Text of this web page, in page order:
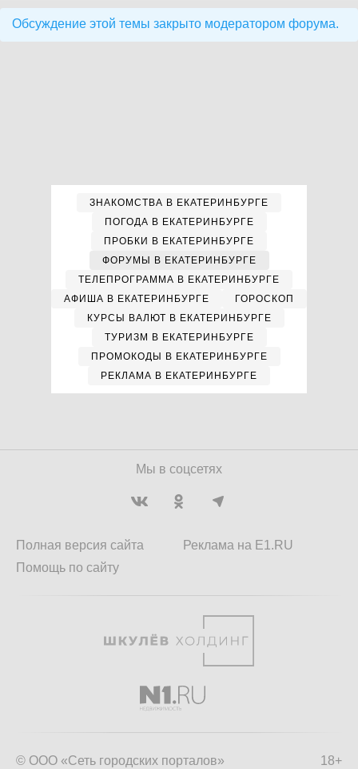
Обсуждение этой темы закрыто модератором форума.
ЗНАКОМСТВА В ЕКАТЕРИНБУРГЕ
ПОГОДА В ЕКАТЕРИНБУРГЕ
ПРОБКИ В ЕКАТЕРИНБУРГЕ
ФОРУМЫ В ЕКАТЕРИНБУРГЕ
ТЕЛЕПРОГРАММА В ЕКАТЕРИНБУРГЕ
АФИША В ЕКАТЕРИНБУРГЕ
ГОРОСКОП
КУРСЫ ВАЛЮТ В ЕКАТЕРИНБУРГЕ
ТУРИЗМ В ЕКАТЕРИНБУРГЕ
ПРОМОКОДЫ В ЕКАТЕРИНБУРГЕ
РЕКЛАМА В ЕКАТЕРИНБУРГЕ
Мы в соцсетях
Полная версия сайта
Помощь по сайту
Реклама на E1.RU
18+
© ООО «Сеть городских порталов»